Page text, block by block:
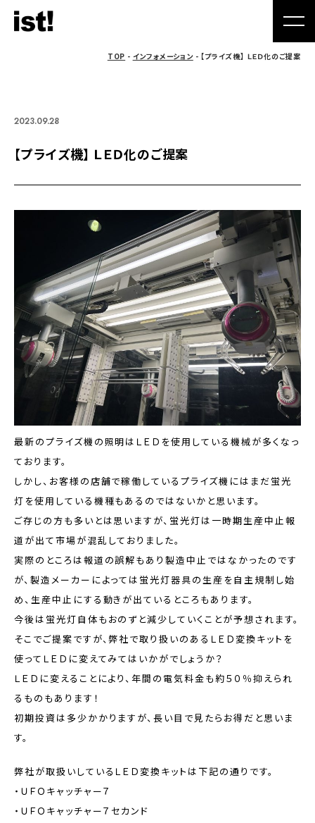
TOP - インフォメーション- 【プライズ機】 ＬＥＤ化のご提案
2023.09.28
【プライズ機】 ＬＥＤ化のご提案
最新のプライズ機の照明はＬＥＤを使用している機械が多くなっ
ております。
しかし、お客様の店舗で稼働しているプライズ機にはまだ蛍光
灯を使用している機種もあるのではないかと思います。
ご存じの方も多いとは思いますが、蛍光灯は一時期生産中止報
道が出て市場が混乱しておりました。
実際のところは報道の誤解もあり製造中止ではなかったのです
が、製造メーカーによっては蛍光灯器具の生産を自主規制し始
め、生産中止にする動きが出ているところもあります。
今後は蛍光灯自体もおのずと減少していくことが予想されます。
そこでご提案ですが、弊社で取り扱いのあるＬＥＤ変換キットを
使ってＬＥＤに変えてみてはいかがでしょうか？
ＬＥＤに変えることにより、年間の電気料金も約５０％抑えられ
るものもあります！
初期投資は多少かかりますが、長い目で見たらお得だと思いま
す。
弊社が取扱いしているＬＥＤ変換キットは下記の通りです。
・ＵＦＯキャッチャー７
・ＵＦＯキャッチャー７セカンド